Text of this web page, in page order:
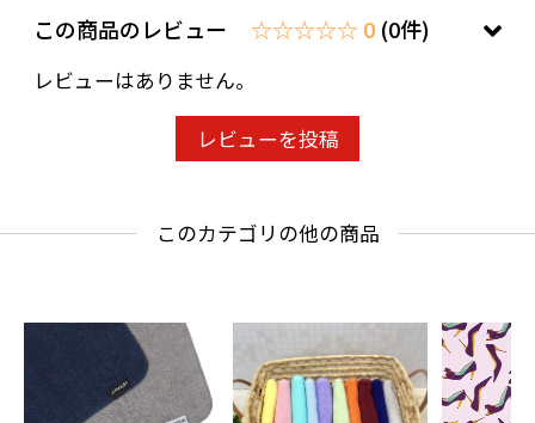
この商品のレビュー ☆☆☆☆☆ 0 (0件)
レビューはありません。
レビューを投稿
このカテゴリの他の商品